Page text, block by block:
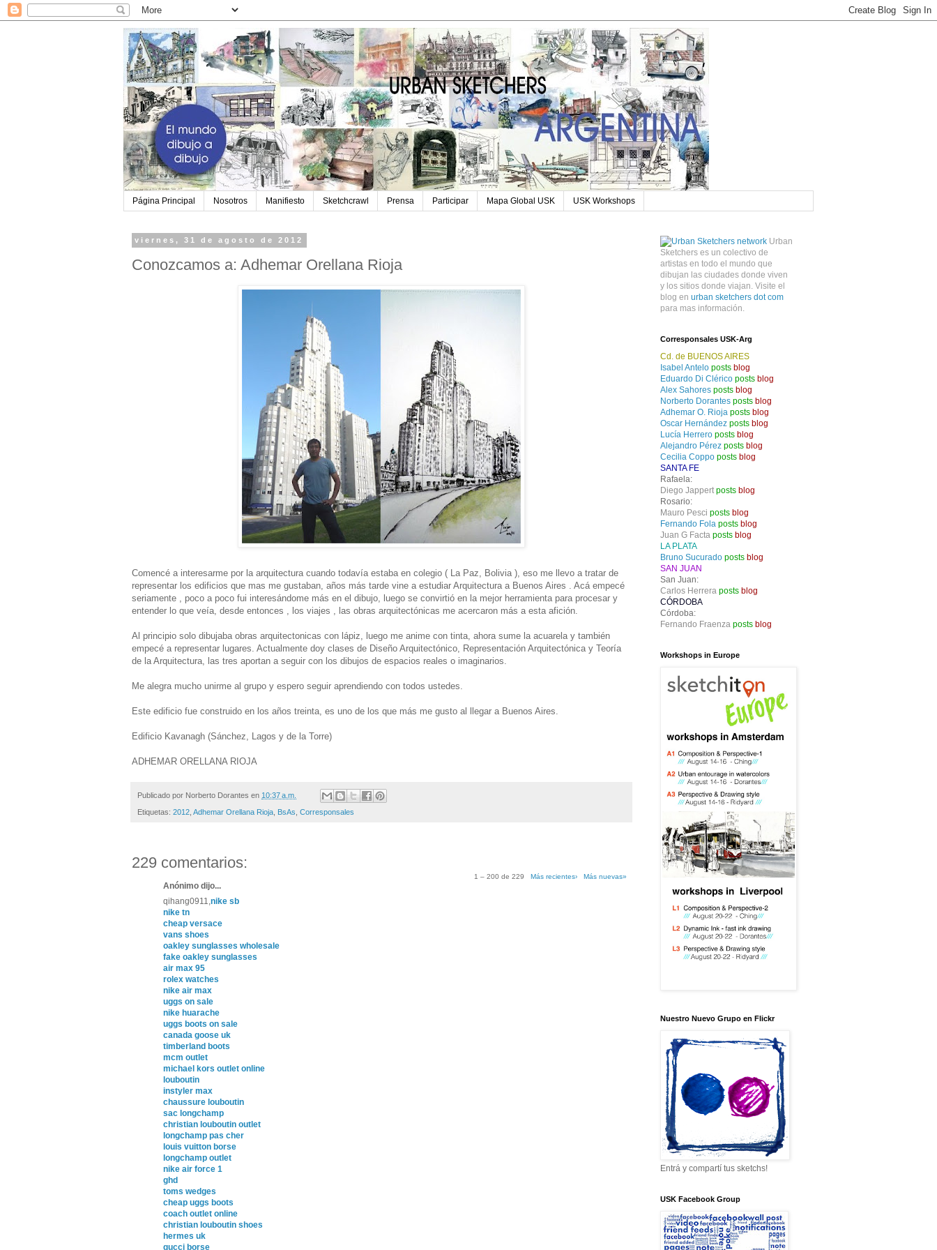
Página Principal Nosotros Manifiesto Sketchcrawl Prensa Participar Mapa Global USK USK Workshops
viernes, 31 de agosto de 2012
Conozcamos a: Adhemar Orellana Rioja
Comencé a interesarme por la arquitectura cuando todavía estaba en colegio ( La Paz, Bolivia ), eso me llevo a tratar de
representar los edificios que mas me gustaban, años más tarde vine a estudiar Arquitectura a Buenos Aires . Acá empecé
seriamente , poco a poco fui interesándome más en el dibujo, luego se convirtió en la mejor herramienta para procesar y
entender lo que veía, desde entonces , los viajes , las obras arquitectónicas me acercaron más a esta afición.
Al principio solo dibujaba obras arquitectonicas con lápiz, luego me anime con tinta, ahora sume la acuarela y también
empecé a representar lugares. Actualmente doy clases de Diseño Arquitectónico, Representación Arquitectónica y Teoría
de la Arquitectura, las tres aportan a seguir con los dibujos de espacios reales o imaginarios.
Me alegra mucho unirme al grupo y espero seguir aprendiendo con todos ustedes.
Este edificio fue construido en los años treinta, es uno de los que más me gusto al llegar a Buenos Aires.
Edificio Kavanagh (Sánchez, Lagos y de la Torre)
ADHEMAR ORELLANA RIOJA
Publicado por Norberto Dorantes en 10:37 a.m.
Etiquetas: 2012, Adhemar Orellana Rioja, BsAs, Corresponsales
229 comentarios:
1 – 200 de 229 Más recientes› Más nuevas»
Anónimo dijo...
qihang0911,nike sb
nike tn
cheap versace
vans shoes
oakley sunglasses wholesale
fake oakley sunglasses
air max 95
rolex watches
nike air max
uggs on sale
nike huarache
uggs boots on sale
canada goose uk
timberland boots
mcm outlet
michael kors outlet online
louboutin
instyler max
chaussure louboutin
sac longchamp
christian louboutin outlet
longchamp pas cher
louis vuitton borse
longchamp outlet
nike air force 1
ghd
toms wedges
cheap uggs boots
coach outlet online
christian louboutin shoes
hermes uk
gucci borse
Urban
Sketchers es un colectivo de
artistas en todo el mundo que
dibujan las ciudades donde viven
y los sitios donde viajan. Visite el
blog en urban sketchers dot com
para mas información.
Corresponsales USK-Arg
Cd. de BUENOS AIRES
Isabel Antelo posts blog
Eduardo Di Clérico posts blog
Alex Sahores posts blog
Norberto Dorantes posts blog
Adhemar O. Rioja posts blog
Oscar Hernández posts blog
Lucía Herrero posts blog
Alejandro Pérez posts blog
Cecilia Coppo posts blog
SANTA FE
Rafaela:
Diego Jappert posts blog
Rosario:
Mauro Pesci posts blog
Fernando Fola posts blog
Juan G Facta posts blog
LA PLATA
Bruno Sucurado posts blog
SAN JUAN
San Juan:
Carlos Herrera posts blog
CÓRDOBA
Córdoba:
Fernando Fraenza posts blog
Workshops in Europe
Nuestro Nuevo Grupo en Flickr
Entrá y compartí tus sketchs!
USK Facebook Group